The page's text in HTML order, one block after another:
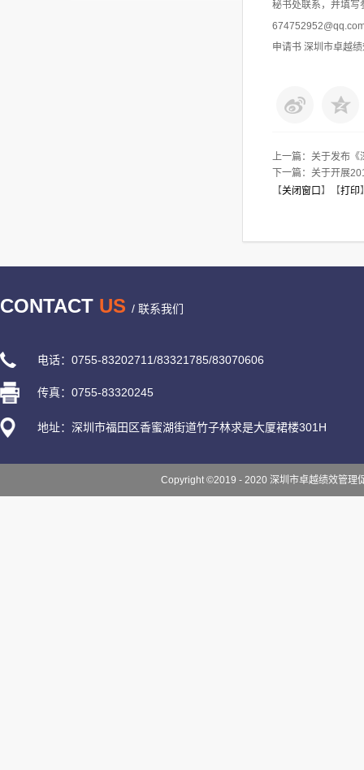
秘书处联系，并填
申请书 深圳市卓越
上一篇： 关于发布《
下一篇： 关于开展
【关闭窗口 】【打印
CONTACT US / 联系我们
电话：0755-83202711/83321785/83070606
传真：0755-83320245
地址：深圳市福田区香蜜湖街道竹子林求是大厦裙楼301H
Copyright ©2019 - 2020 深圳市卓越绩效管理